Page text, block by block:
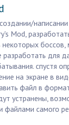
Mod,
боссов,
для
спустя
на экране в
файл в
устранены,
файлами самого